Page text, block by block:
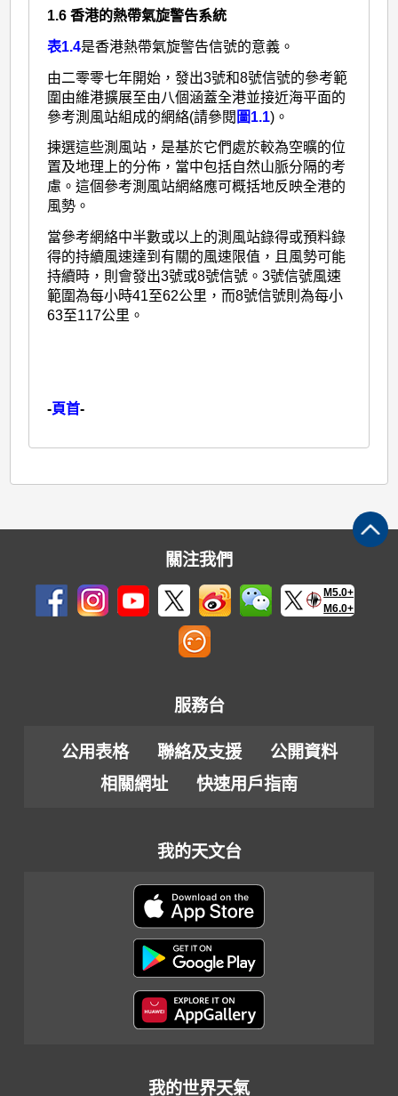
1.6 香港的熱帶氣旋警告系統
表1.4是香港熱帶氣旋警告信號的意義。
由二零零七年開始，發出3號和8號信號的參考範
圍由維港擴展至由八個涵蓋全港並接近海平面的
參考測風站組成的網絡(請參閱 圖1.1)。
揀選這些測風站，是基於它們處於較為空曠的位
置及地理上的分佈，當中包括自然山脈分隔的考
慮。這個參考測風站網絡應可概括地反映全港的
風勢。
當參考網絡中半數或以上的測風站錄得或預料錄
得的持續風速達到有關的風速限值，且風勢可能
持續時，則會發出3號或8號信號。3號信號風速
範圍為每小時41至62公里，而8號信號則為每小
63至117公里。
-頁首-
關注我們
M5.0+
M6.0+
服務台
公用表格 聯絡及支援
公開資料
相關網址
快速用戶指南
我的天文台
我的世界天氣